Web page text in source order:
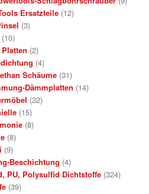
Ersatzteile (12)
(3)
(10)
(2)
(4)
Schäume (31)
Dämmplatten (14)
(32)
(15)
(8)
(8)
(9)
Beschichtung (4)
PU, Polysulfid Dichtstoffe (324)
(39)